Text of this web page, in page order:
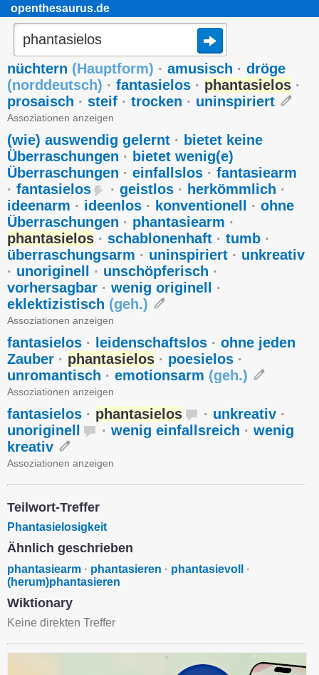
openthesaurus.de
nüchtern (Hauptform) · amusisch · dröge
(norddeutsch) · fantasielos · phantasielos ·
prosaisch · steif · trocken · uninspiriert
Assoziationen anzeigen
(wie) auswendig gelernt · bietet keine
Überraschungen · bietet wenig(e)
Überraschungen · einfallslos · fantasiearm
· fantasielos · geistlos · herkömmlich ·
ideenarm · ideenlos · konventionell · ohne
Überraschungen · phantasiearm ·
phantasielos · schablonenhaft · tumb ·
überraschungsarm · uninspiriert · unkreativ
· unoriginell · unschöpferisch ·
vorhersagbar · wenig originell
·
eklektizistisch (geh.)
Assoziationen anzeigen
fantasielos · leidenschaftslos · ohne jeden
Zauber · phantasielos · poesielos ·
unromantisch · emotionsarm (geh.)
Assoziationen anzeigen
fantasielos · phantasielos · unkreativ ·
unoriginell
· wenig einfallsreich · wenig
kreativ
Assoziationen anzeigen
Teilwort-Treffer
Phantasielosigkeit
Ähnlich geschrieben
phantasiearm · phantasieren · phantasievoll
·
(herum)phantasieren
Wiktionary
Keine direkten Treffer